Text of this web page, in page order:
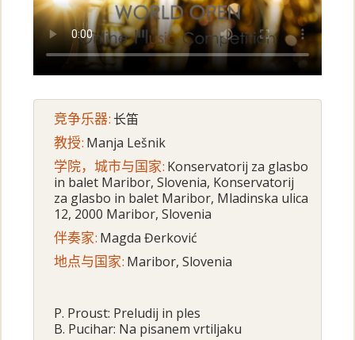
竞争乐器: 长笛
教授: Manja Lešnik
学院，城市与国家: Konservatorij za glasbo
in balet Maribor, Slovenia, Konservatorij
za glasbo in balet Maribor, Mladinska ulica
12, 2000 Maribor, Slovenia
伴奏家: Magda Đerković
地点与国家: Maribor, Slovenia
P. Proust: Preludij in ples
B. Pucihar: Na pisanem vrtiljaku